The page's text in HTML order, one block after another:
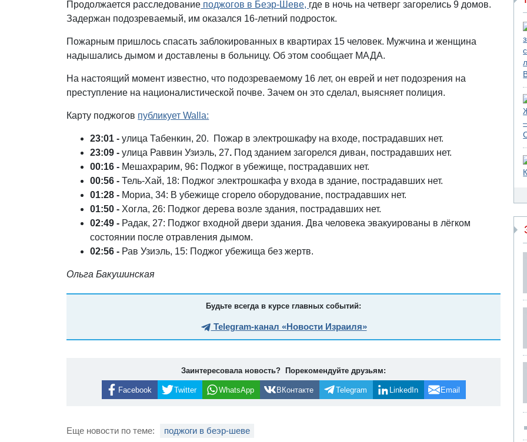
Продолжается расследование поджогов в Беэр-Шеве, где в ночь на четверг загорелись 9 домов.
Задержан подозреваемый, им оказался 16-летний подросток.
Пожарным пришлось спасать заблокированных в квартирах 15 человек. Мужчина и женщина
надышались дымом и доставлены в больницу. Об этом сообщает МАДА.
На настоящий момент известно, что подозреваемому 16 лет, он еврей и нет подозрения на
преступление на националистической почве. Зачем он это сделал, выясняет полиция.
Карту поджогов публикует Walla:
23:01 -улица Табенкин, 20. Пожар в электрошкафу на входе, пострадавших нет.
23:09 -улица Раввин Узиэль, 27. Под зданием загорелся диван, пострадавших нет.
⁠00:16 - Мешахрарим, 96: Поджог в убежище, пострадавших нет.
⁠00:56 -Тель-Хай, 18: Поджог электрошкафа у входа в здание, пострадавших нет.
⁠01:28 - Мориа, 34: В убежище сгорело оборудование, пострадавших нет.
⁠01:50 - Хогла, 26: Поджог дерева возле здания, пострадавших нет.
02:49 - Радак, 27: Поджог входной двери здания. Два человека эвакуированы в лёгком
состоянии после отравления дымом.
⁠02:56 - Рав Узиэль, 15: Поджог убежища без жертв.
Ольга Бакушинская
Будьте всегда в курсе главных событий:
Telegram-канал «Новости Израиля»
Заинтересовала новость? Порекомендуйте друзьям:
Facebook Twitter WhatsApp ВКонтакте Telegram LinkedIn Email
Еще новости по теме: поджоги в беэр-шеве